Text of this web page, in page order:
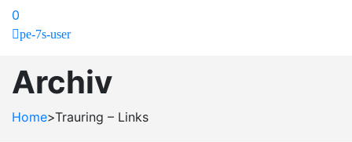
0
pe-7s-user
Archiv
Home>Trauring – Links